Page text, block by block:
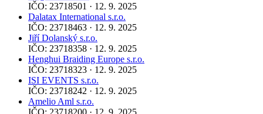
IČO: 23718501 · 12. 9. 2025
Dalatax International s.r.o.
IČO: 23718463 · 12. 9. 2025
Jiří Dolanský s.r.o.
IČO: 23718358 · 12. 9. 2025
Henghui Braiding Europe s.r.o.
IČO: 23718323 · 12. 9. 2025
ISI EVENTS s.r.o.
IČO: 23718242 · 12. 9. 2025
Amelio Aml s.r.o.
IČO: 23718200 · 12. 9. 2025